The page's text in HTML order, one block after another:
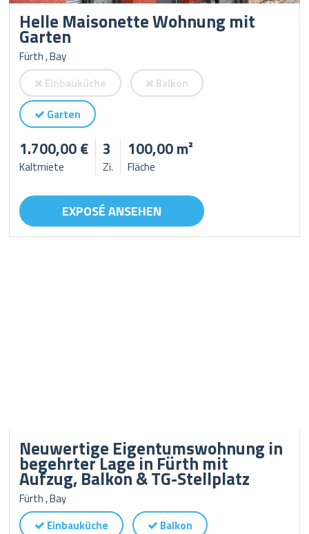
Helle Maisonette Wohnung mit
Garten
Fürth , Bay
Einbauküche
Balkon
Garten
1.700,00 €
Kaltmiete
3
Zi.
100,00 m²
Fläche
EXPOSÉ ANSEHEN
Neuwertige Eigentumswohnung in
begehrter Lage in Fürth mit
Aufzug, Balkon & TG-Stellplatz
Fürth , Bay
Einbauküche
Balkon